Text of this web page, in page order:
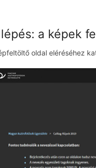
a képek
oldal eléréséhez